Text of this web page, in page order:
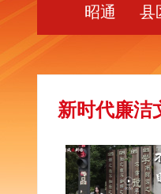
昭通
县
新时代廉洁